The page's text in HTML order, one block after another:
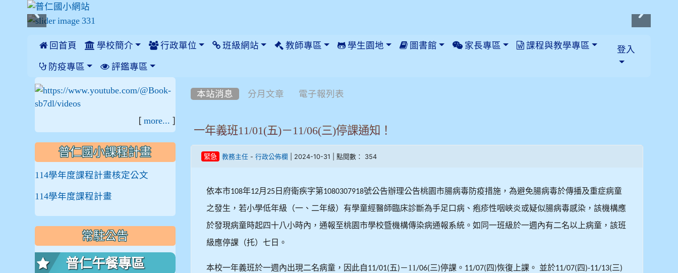
 回首頁 學校簡介 行政單位 班級網站 教師專區 學生園地 圖書館 家長專區 課程與教學專區
防疫專區 評鑑專區
登入
本站消息 分月文章 電子報列表
一年義班11/01(五)－11/06(三)停課通知！
緊急 教務主任 -行政公佈欄 | 2024-10-31 | 點閱數： 354
依本市108年12月 25日府衛疾字第1080307918號公告辦理公告桃園市腸病毒防疫措施，為避免腸病毒於傳播及重症病童
之發生，若小學低年級（一、二年級）有學童經醫師臨床診斷為手足口病、疱疹性咽峽炎或疑似腸病毒感染，該機構應
於發現病童時起四十八小時內，通報至桃園市學校暨機構傳染病通報系統。如同一班級於一週內有二名以上病童，該班
級應停課（托）七日。
本校一年義班於一週內出現二名病童，因此自11/01(五)－11/06(三)停課。 11/07(四)恢復上課。 並於11/07(四)-11/13(三)
[ more... ]
普仁國小課程計畫
114學年度課程計畫核定公文
114學年度課程計畫
常駐公告
普仁午餐專區